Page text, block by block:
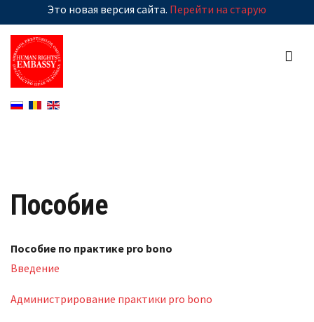
Это новая версия сайта. Перейти на старую
Пособие
Пособие по практике pro bono
Введение
Администрирование практики pro bono